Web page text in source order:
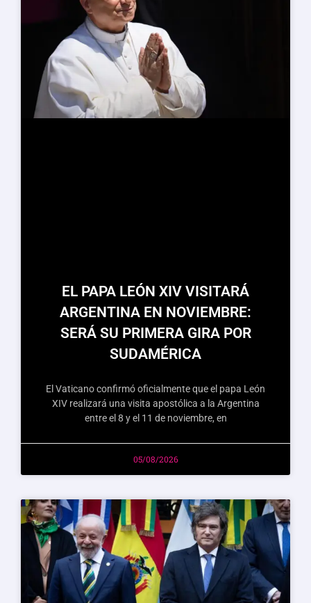
EL PAPA LEÓN XIV VISITARÁ
ARGENTINA EN NOVIEMBRE:
SERÁ SU PRIMERA GIRA POR
SUDAMÉRICA
El Vaticano confirmó oficialmente que el papa León
XIV realizará una visita apostólica a la Argentina
entre el 8 y el 11 de noviembre, en
05/08/2026